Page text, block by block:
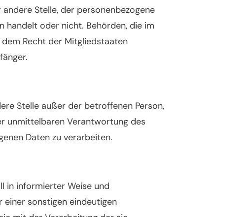
Stelle, der personenbezogene
handelt oder nicht. Behörden, die im
Recht der Mitgliedstaaten
Stelle außer der betroffenen Person,
unmittelbaren Verantwortung des
Daten zu verarbeiten.
in informierter Weise und
einer sonstigen eindeutigen